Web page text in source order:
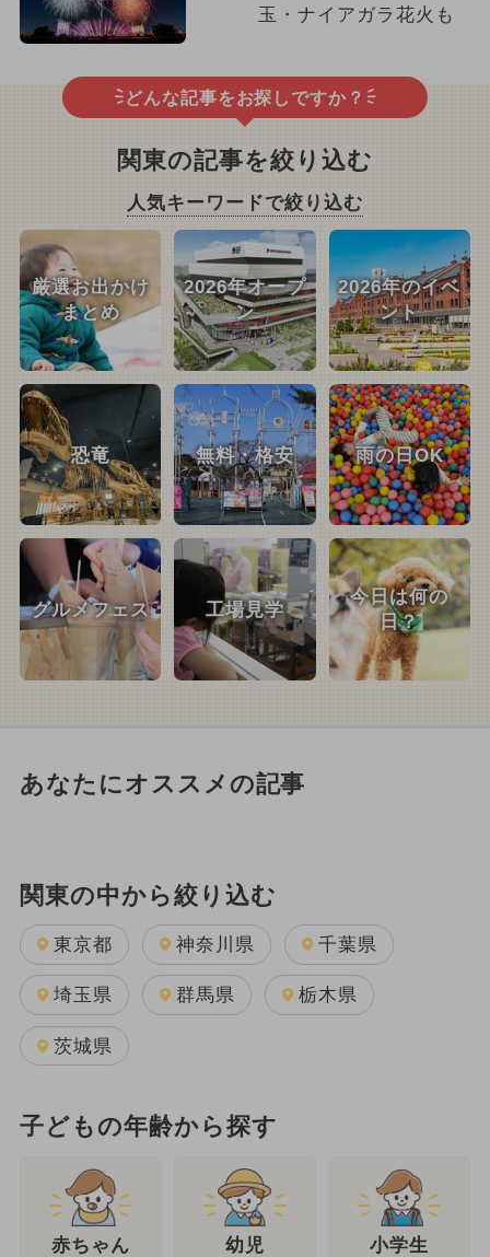
玉・ナイアガラ花火も
どんな記事をお探しですか？
関東の記事を絞り込む
人気キーワードで絞り込む
厳選お出かけ
まとめ
2026年オープ
ン
2026年のイベ
ント
恐竜 無料・格安 雨の日OK
グルメフェス 工場見学
今日は何の
日？
あなたにオススメの記事
関東の中から絞り込む
東京都 神奈川県 千葉県
埼玉県 群馬県 栃木県
茨城県
子どもの年齢から探す
赤ちゃん 幼児 小学生